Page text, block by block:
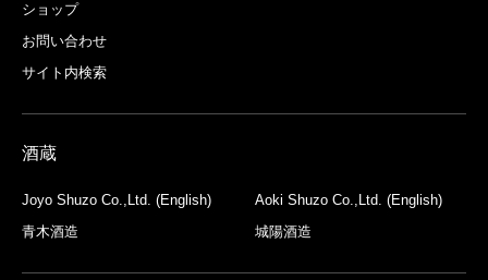
ショップ
お問い合わせ
サイト内検索
酒蔵
Joyo Shuzo Co.,Ltd. (English)
Aoki Shuzo Co.,Ltd. (English)
青木酒造
城陽酒造